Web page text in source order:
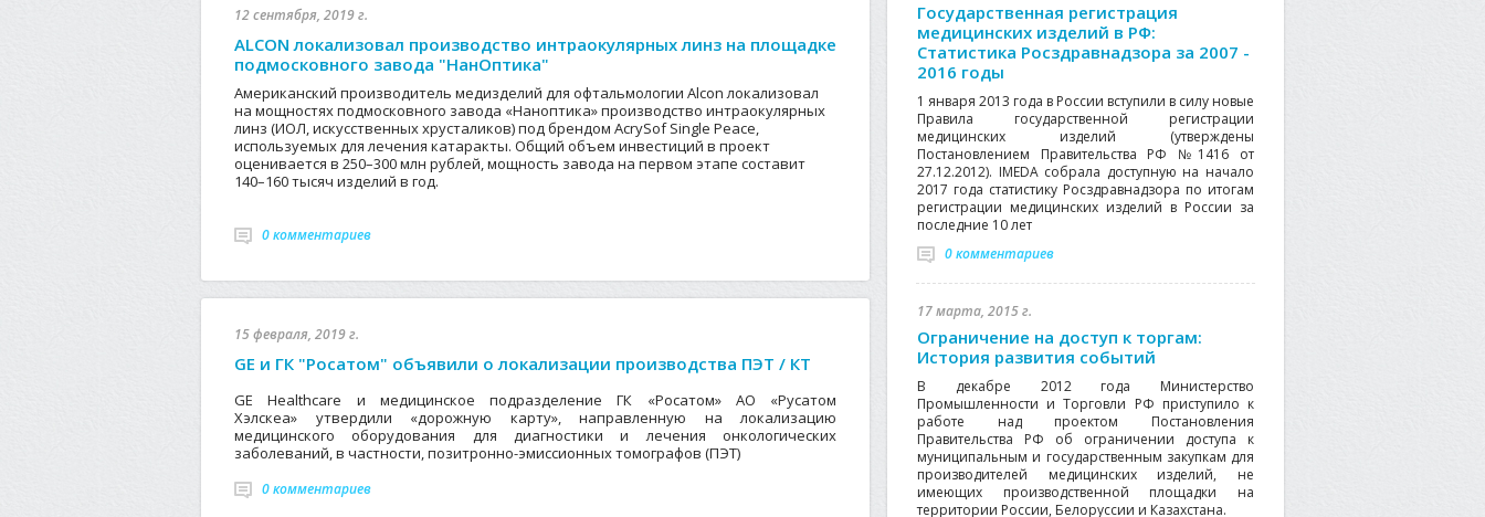
12 сентября, 2019 г.
ALCON локализовал производство интраокулярных линз на площадке
подмосковного завода "НанОптика"
Американский производитель медизделий для офтальмологии Alcon локализовал
на мощностях подмосковного завода «Наноптика» производство интраокулярных
линз (ИОЛ, искусственных хрусталиков) под брендом AcrySof Single Peace,
используемых для лечения катаракты. Общий объем инвестиций в проект
оценивается в 250–300 млн рублей, мощность завода на первом этапе составит
140–160 тысяч изделий в год.
0 комментариев
15 февраля, 2019 г.
GE и ГК "Росатом" объявили о локализации производства ПЭТ / КТ
GE Healthcare и медицинское подразделение ГК «Росатом» АО «Русатом
Хэлскеа» утвердили «дорожную карту», направленную на локализацию
медицинского оборудования для диагностики и лечения онкологических
заболеваний, в частности, позитронно-эмиссионных томографов (ПЭТ)
0 комментариев
Государственная регистрация
медицинских изделий в РФ:
Статистика Росздравнадзора за 2007 -
2016 годы
1 января 2013 года в России вступили в силу новые
Правила государственной регистрации
медицинских изделий (утверждены
Постановлением Правительства РФ №1416 от
27.12.2012). IMEDA собрала доступную на начало
2017 года статистику Росздравнадзора по итогам
регистрации медицинских изделий в России за
последние 10 лет
0 комментариев
17 марта, 2015 г.
Ограничение на доступ к торгам:
История развития событий
В декабре 2012 года Министерство
Промышленности и Торговли РФ приступило к
работе над проектом Постановления
Правительства РФ об ограничении доступа к
муниципальным и государственным закупкам для
производителей медицинских изделий, не
имеющих производственной площадки на
территории России, Белоруссии и Казахстана.